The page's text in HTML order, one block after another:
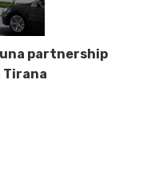
una partnership
Tirana